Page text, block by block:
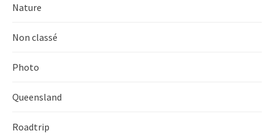
Nature
Non classé
Photo
Queensland
Roadtrip